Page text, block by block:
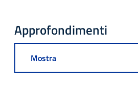
Approfondimenti
Mostra